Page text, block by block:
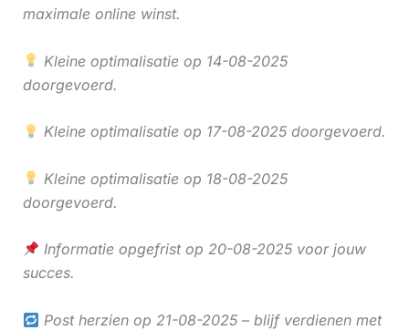
maximale online winst.
Kleine optimalisatie op 14-08-2025
doorgevoerd.
Kleine optimalisatie op 17-08-2025 doorgevoerd.
Kleine optimalisatie op 18-08-2025
doorgevoerd.
Informatie opgefrist op 20-08-2025 voor jouw
succes.
Post herzien op 21-08-2025 – blijf verdienen met